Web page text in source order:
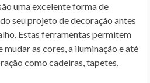
uma excelente forma de
seu projeto de decoração antes
Estas ferramentas permitem
as cores, a iluminação e até
como cadeiras, tapetes,